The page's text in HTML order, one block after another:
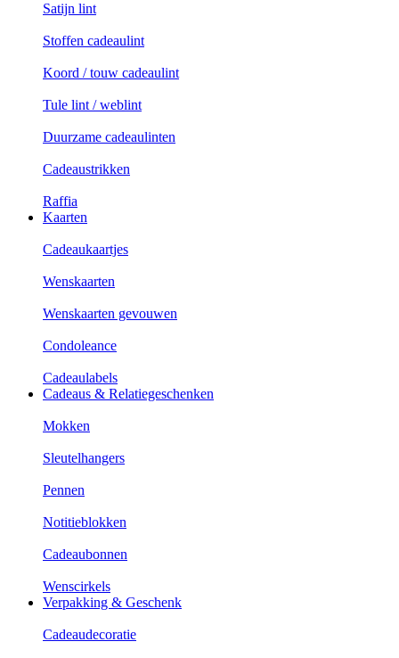
Satijn lint
Stoffen cadeaulint
Koord / touw cadeaulint
Tule lint / weblint
Duurzame cadeaulinten
Cadeaustrikken
Raffia
Kaarten
Cadeaukaartjes
Wenskaarten
Wenskaarten gevouwen
Condoleance
Cadeaulabels
Cadeaus & Relatiegeschenken
Mokken
Sleutelhangers
Pennen
Notitieblokken
Cadeaubonnen
Wenscirkels
Verpakking & Geschenk
Cadeaudecoratie